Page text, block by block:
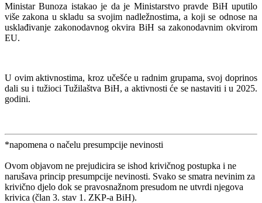
Ministar Bunoza istakao je da je Ministarstvo pravde BiH uputilo
više zakona u skladu sa svojim nadležnostima, a koji se odnose na
usklađivanje zakonodavnog okvira BiH sa zakonodavnim okvirom
EU.
U ovim aktivnostima, kroz učešće u radnim grupama, svoj doprinos
dali su i tužioci Tužilaštva BiH, a aktivnosti će se nastaviti i u 2025.
godini.
*napomena o načelu presumpcije nevinosti
Ovom objavom ne prejudicira se ishod krivičnog postupka i ne
narušava princip presumpcije nevinosti. Svako se smatra nevinim za
krivično djelo dok se pravosnažnom presudom ne utvrdi njegova
krivica (član 3. stav 1. ZKP-a BiH).